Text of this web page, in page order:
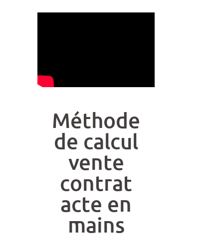
Méthode
de calcul
vente
contrat
acte en
mains